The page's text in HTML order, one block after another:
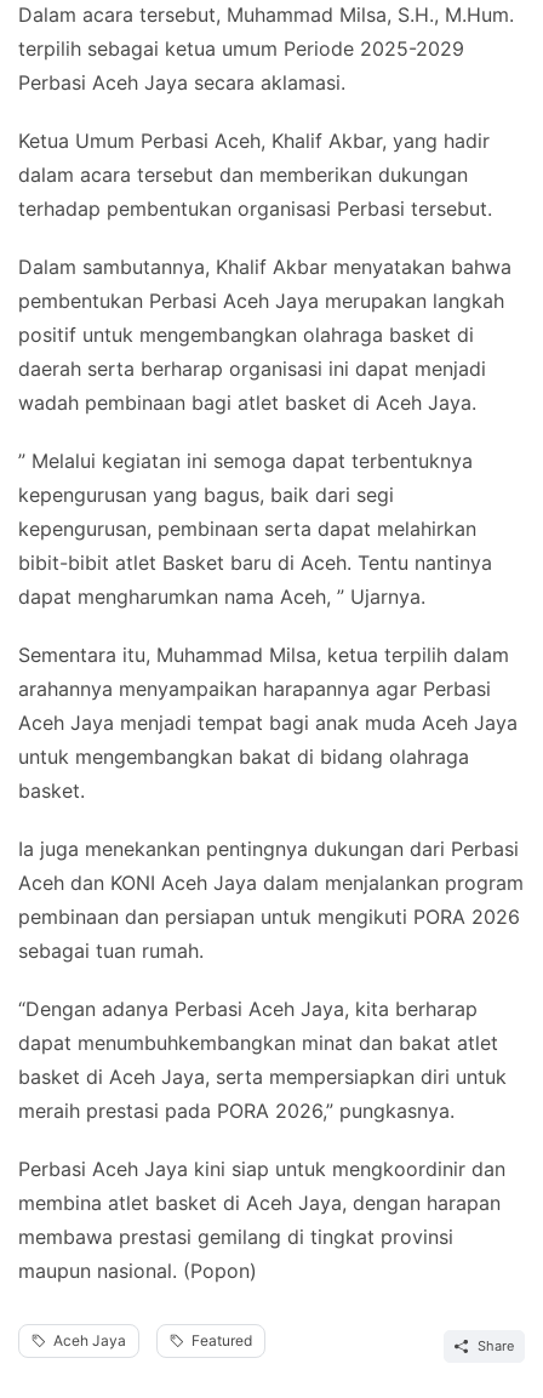
Dalam acara tersebut, Muhammad Milsa, S.H., M.Hum.
terpilih sebagai ketua umum Periode 2025-2029
Perbasi Aceh Jaya secara aklamasi.
Ketua Umum Perbasi Aceh, Khalif Akbar, yang hadir
dalam acara tersebut dan memberikan dukungan
terhadap pembentukan organisasi Perbasi tersebut.
Dalam sambutannya, Khalif Akbar menyatakan bahwa
pembentukan Perbasi Aceh Jaya merupakan langkah
positif untuk mengembangkan olahraga basket di
daerah serta berharap organisasi ini dapat menjadi
wadah pembinaan bagi atlet basket di Aceh Jaya.
” Melalui kegiatan ini semoga dapat terbentuknya
kepengurusan yang bagus, baik dari segi
kepengurusan, pembinaan serta dapat melahirkan
bibit-bibit atlet Basket baru di Aceh. Tentu nantinya
dapat mengharumkan nama Aceh, ” Ujarnya.
Sementara itu, Muhammad Milsa, ketua terpilih dalam
arahannya menyampaikan harapannya agar Perbasi
Aceh Jaya menjadi tempat bagi anak muda Aceh Jaya
untuk mengembangkan bakat di bidang olahraga
basket.
Ia juga menekankan pentingnya dukungan dari Perbasi
Aceh dan KONI Aceh Jaya dalam menjalankan program
pembinaan dan persiapan untuk mengikuti PORA 2026
sebagai tuan rumah.
“Dengan adanya Perbasi Aceh Jaya, kita berharap
dapat menumbuhkembangkan minat dan bakat atlet
basket di Aceh Jaya, serta mempersiapkan diri untuk
meraih prestasi pada PORA 2026,” pungkasnya.
Perbasi Aceh Jaya kini siap untuk mengkoordinir dan
membina atlet basket di Aceh Jaya, dengan harapan
membawa prestasi gemilang di tingkat provinsi
maupun nasional. (Popon)
Aceh Jaya Featured Share